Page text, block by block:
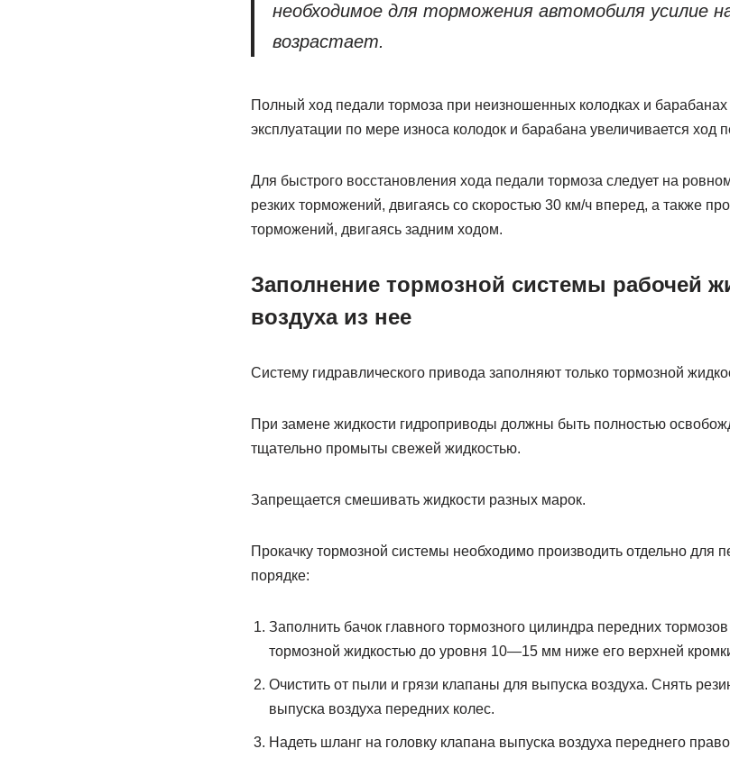
необходимое для торможения автомобиля усилие
возрастает.
Полный ход педали тормоза при неизношенных колодках и
эксплуатации по мере износа колодок и барабана увеличивается ход
Для быстрого восстановления хода педали тормоза следует на
резких торможений, двигаясь со скоростью 30 км/ч вперед, а также
торможений, двигаясь задним ходом.
Заполнение тормозной системы рабочей
воздуха из нее
Систему гидравлического привода заполняют только тормозной
При замене жидкости гидроприводы должны быть полностью
тщательно промыты свежей жидкостью.
Запрещается смешивать жидкости разных марок.
Прокачку тормозной системы необходимо производить отдельно для
порядке:
Заполнить бачок главного тормозного цилиндра передних
тормозной жидкостью до уровня 10—15 мм ниже его верхней
Очистить от пыли и грязи клапаны для выпуска воздуха. Снять
выпуска воздуха передних колес.
Надеть шланг на головку клапана выпуска воздуха переднего